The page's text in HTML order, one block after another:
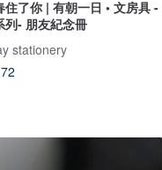
住了你 | 有朝一日 • 文房具 -
列- 朋友紀念冊
stationery